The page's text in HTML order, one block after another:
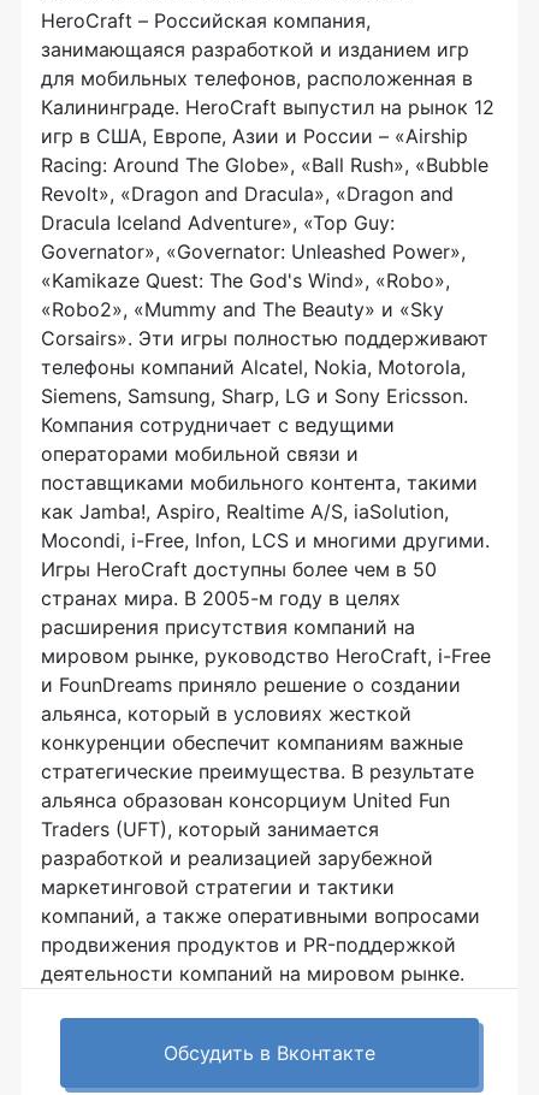
HeroCraft – Российская компания,
занимающаяся разработкой и изданием игр
для мобильных телефонов, расположенная в
Калининграде. HeroCraft выпустил на рынок 12
игр в США, Европе, Азии и России – «Airship
Racing: Around The Globe», «Ball Rush», «Bubble
Revolt», «Dragon and Dracula», «Dragon and
Dracula Iceland Adventure», «Top Guy:
Governator», «Governator: Unleashed Power»,
«Kamikaze Quest: The God's Wind», «Robo»,
«Robo2», «Mummy and The Beauty» и «Sky
Corsairs». Эти игры полностью поддерживают
телефоны компаний Alcatel, Nokia, Motorola,
Siemens, Samsung, Sharp, LG и Sony Ericsson.
Компания сотрудничает с ведущими
операторами мобильной связи и
поставщиками мобильного контента, такими
как Jamba!, Aspiro, Realtime A/S, iaSolution,
Mocondi, i-Free, Infon, LCS и многими другими.
Игры HeroCraft доступны более чем в 50
странах мира. В 2005-м году в целях
расширения присутствия компаний на
мировом рынке, руководство HeroCraft, i-Free
и FounDreams приняло решение о создании
альянса, который в условиях жесткой
конкуренции обеспечит компаниям важные
стратегические преимущества. В результате
альянса образован консорциум United Fun
Traders (UFT), который занимается
разработкой и реализацией зарубежной
маркетинговой стратегии и тактики
компаний, а также оперативными вопросами
продвижения продуктов и PR-поддержкой
деятельности компаний на мировом рынке.
Обсудить в Вконтакте